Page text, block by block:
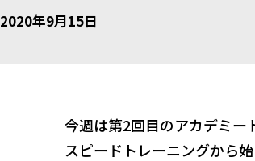
2020年9月15日
今週は第2回目のアカデミー
スピードトレーニングから